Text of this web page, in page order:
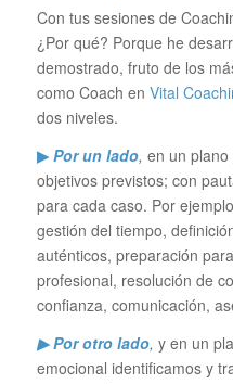
Con tus sesiones de
¿Por qué? Porque he
demostrado, fruto de los
como Coach en Vital
dos niveles.
▶Por un lado, en un
objetivos previstos; con
para cada caso. Por
gestión del tiempo,
auténticos, preparación
profesional, resolución de
confianza, comunicación,
▶ Por otro lado, y en un
emocional identificamos y